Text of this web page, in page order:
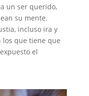
un ser querido,
su mente.
incluso ira y
que tiene que
el